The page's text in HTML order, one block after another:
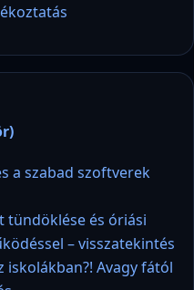
a szabad szoftverek
tündöklése és óriási
– visszatekintés
iskolákban?! Avagy fától